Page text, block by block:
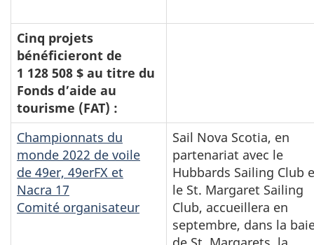
Cinq projets
bénéficieront de
1 128 508 $ au titre du
Fonds d’aide au
tourisme (FAT) :
Championnats du
monde 2022 de voile
de 49er, 49erFX et
Nacra 17
Comité organisateur
Sail Nova Scotia, en
partenariat avec le
Hubbards Sailing Club
le St. Margaret Sailing
Club, accueillera en
septembre, dans la